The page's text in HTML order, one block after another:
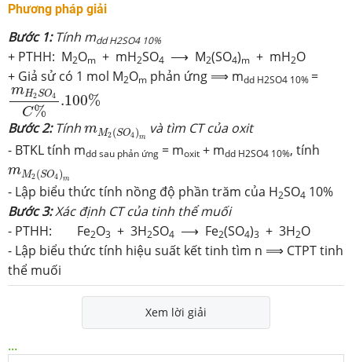
Phương pháp giải
Bước 1:Tính mdd H2SO4 10%
+ PTHH: M2Om + mH2SO4 ⟶ M2(SO4)m + mH2O
+ Giả sử có 1 mol M2Om phản ứng ⟹ mdd H2SO4 10% =
mH2SO4
C%
.100%
mH2SO4C %.100%
Bước 2:Tính mM2(SO4)m
mM2(S O 4)m
và tìm CT của oxit
- BTKL tính mdd sau phản ứng = moxit + mdd H2SO4 10%, tính
mM2(SO4)m
mM2(S O
- Lập biểu thức tính nồng độ phần trăm của H2SO4 10%
Bước 3:Xác định CT của tinh thể muối
- PTHH: Fe2O3 + 3H2SO4 ⟶ Fe2(SO4)3 + 3H2O
- Lập biểu thức tính hiệu suất kết tinh tìm n ⟹ CTPT tinh
thể muối
Xem lời giải
...